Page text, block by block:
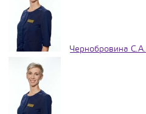
Чернобровина С.А.